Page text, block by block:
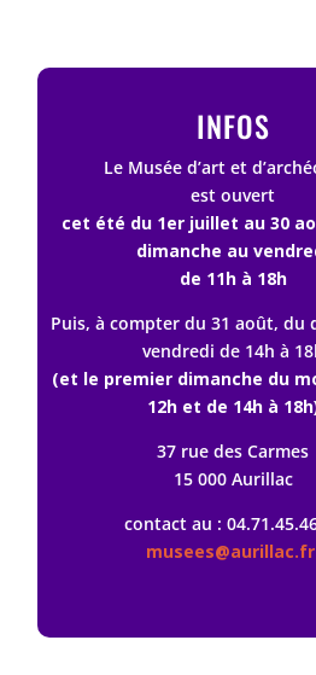
INFOS
Le Musée d’art et
est ouvert
cet été du 1er juillet au 30
dimanche au
de 11h à 18h
Puis, à compter du 31 août, du
vendredi de 14h à
(et le premier dimanche du
12h et de 14h à
37 rue des Carmes
15 000 Aurillac
contact au :
musees@aurillac.fr